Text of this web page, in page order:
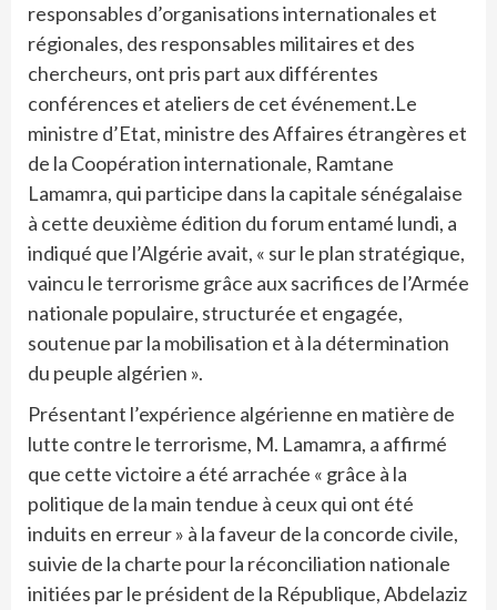
responsables d’organisations internationales et
régionales, des responsables militaires et des
chercheurs, ont pris part aux différentes
conférences et ateliers de cet événement.Le
ministre d’Etat, ministre des Affaires étrangères et
de la Coopération internationale, Ramtane
Lamamra, qui participe dans la capitale sénégalaise
à cette deuxième édition du forum entamé lundi, a
indiqué que l’Algérie avait, « sur le plan stratégique,
vaincu le terrorisme grâce aux sacrifices de l’Armée
nationale populaire, structurée et engagée,
soutenue par la mobilisation et à la détermination
du peuple algérien ».
Présentant l’expérience algérienne en matière de
lutte contre le terrorisme, M. Lamamra, a affirmé
que cette victoire a été arrachée « grâce à la
politique de la main tendue à ceux qui ont été
induits en erreur » à la faveur de la concorde civile,
suivie de la charte pour la réconciliation nationale
initiées par le président de la République, Abdelaziz